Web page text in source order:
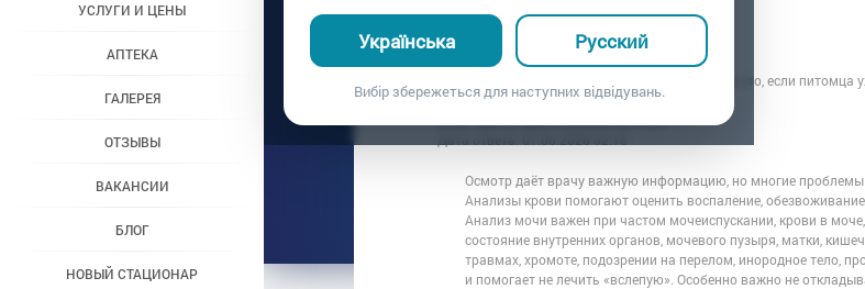
Українська Русский
Вибір збережеться для наступних відвідувань.
УСЛУГИ И ЦЕНЫ
АПТЕКА
ГАЛЕРЕЯ
ОТЗЫВЫ
ВАКАНСИИ
БЛОГ
НОВЫЙ СТАЦИОНАР
Вопрос владельца: Владелица кошки
Дата вопроса:
31.05.2026 19:02
Врач предлагает анализы, УЗИ или рентген. Зачем это, если питомца
Осмотр даёт врачу важную информацию, но многие
Анализы крови помогают оценить воспаление,
Анализ мочи важен при частом мочеиспускании, крови в
состояние внутренних органов, мочевого пузыря, матки,
травмах, хромоте, подозрении на перелом, инородное тело,
и помогает не лечить «вслепую». Особенно важно не